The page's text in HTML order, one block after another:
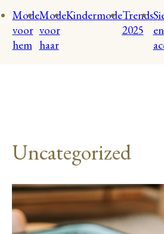
Mode
voor
hem
Mode
voor
haar
KindermodeTrends
2025
en
Uncategorized